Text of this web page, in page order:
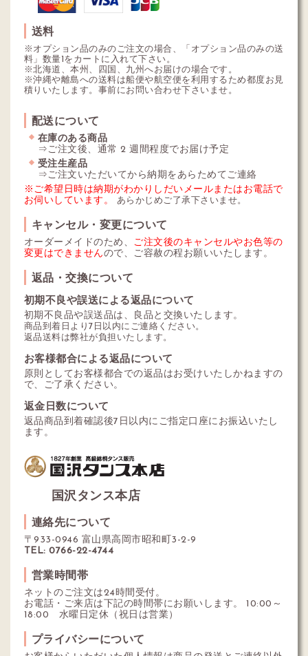
送料
※オプション品のみのご注文の場合、「オプション品のみの送
料」数量1をカートに入れて下さい。
※北海道、本州、四国、九州へお届けの場合です。
※沖縄や離島への送料は船便や航空便を利用するため都度お見
積りいたします。事前にお問い合わせ下さいませ。
配送について
在庫のある商品
⇒ご注文後、通常 2 週間程度でお届け予定
受注生産品
⇒ご注文いただいてから納期をあらためてご連絡
※ご希望日時は納期がわかりしだいメールまたはお電話で
お伺いしています。
あらかじめご了承下さいませ。
キャンセル・変更について
オーダーメイドのため、 ご注文後のキャンセルやお色等の
変更はできませんので、ご容赦の程お願いいたします。
返品・交換について
初期不良や誤送による返品について
初期不良品や誤送品は、良品と交換いたします。
商品到着日より7日以内にご連絡ください。
返品送料は弊社が負担いたします。
お客様都合による返品について
原則としてお客様都合での返品はお受けいたしかねますの
で、ご了承ください。
返金日数について
返品商品到着確認後7日以内にご指定口座にお振込いたし
ます。
国沢タンス本店
連絡先について
〒933-0946 富山県高岡市昭和町3-2-9
TEL: 0766-22-4744
営業時間帯
ネットのご注文は24時間受付。
お電話・ご来店は下記の時間帯にお願いします。 10:00～
18:00 水曜日定休（祝日は営業）
プライバシーについて